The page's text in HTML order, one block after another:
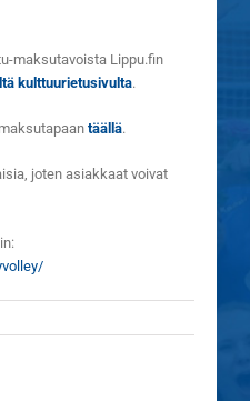
maksutavoista Lippu.fin
kulttuurietusivulta.
täällä.
joten asiakkaat voivat